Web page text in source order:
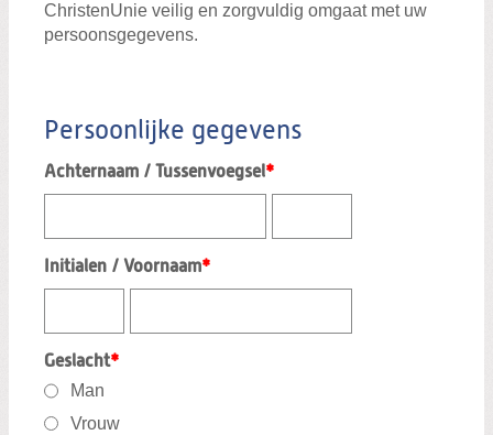
ChristenUnie veilig en zorgvuldig omgaat met uw
persoonsgegevens.
Persoonlijke gegevens
Achternaam / Tussenvoegsel*
Initialen / Voornaam*
Geslacht*
Man
Vrouw